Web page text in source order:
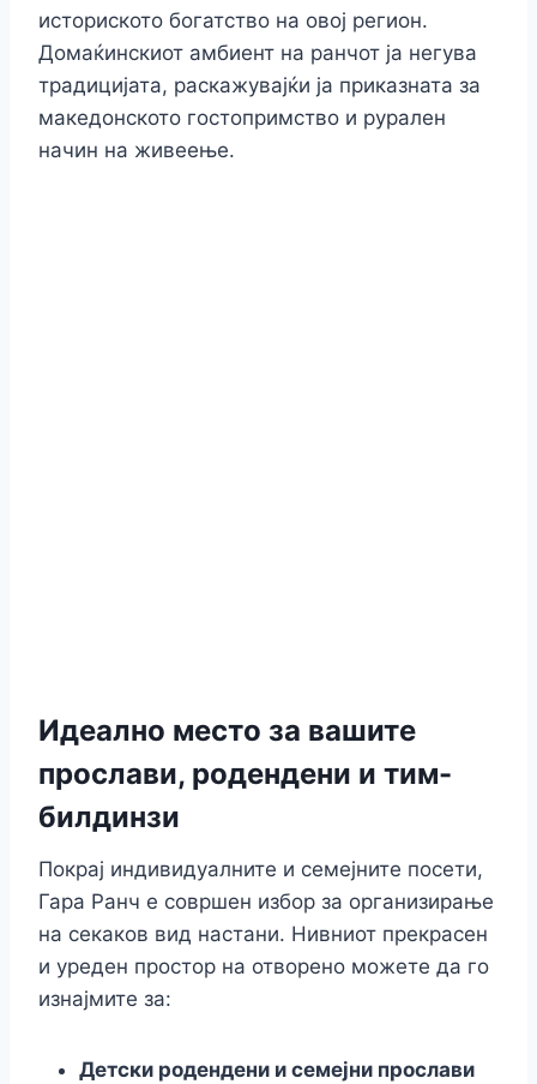
историското богатство на овој регион.
Домаќинскиот амбиент на ранчот ја негува
традицијата, раскажувајќи ја приказната за
македонското гостопримство и рурален
начин на живеење.
Идеално место за вашите
прослави, родендени и тим-
билдинзи
Покрај индивидуалните и семејните посети,
Гара Ранч е совршен избор за организирање
на секаков вид настани. Нивниот прекрасен
и уреден простор на отворено можете да го
изнајмите за:
Детски родендени и семејни прослави